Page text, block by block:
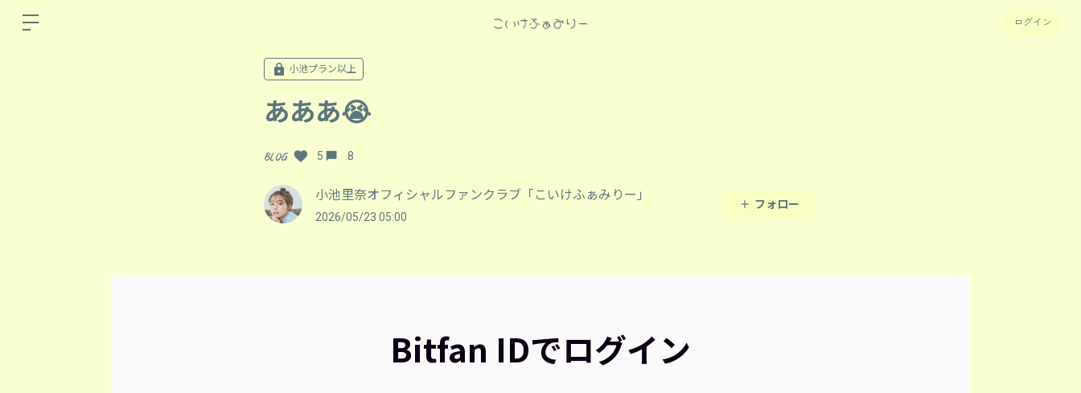
ログイン
小池プラン以上
あああ😭
BLOG 5 8
小池里奈オフィシャルファンクラブ「こいけふぁみりー」
2026/05/23 05:00
フォロー
Bitfan IDでログイン